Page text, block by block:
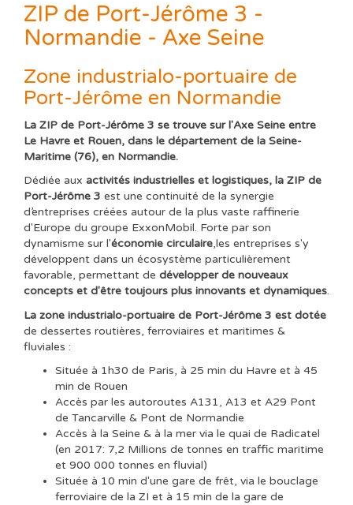
ZIP de Port-Jérôme 3 -
Normandie - Axe Seine
Zone industrialo-portuaire de
Port-Jérôme en Normandie
La ZIP de Port-Jérôme 3 se trouve sur l'Axe Seine entre
Le Havre et Rouen, dans le département de la Seine-
Maritime (76), en Normandie.
Dédiée aux activités industrielles et logistiques, la ZIP de
Port-Jérôme 3 est une continuité de la synergie
d’entreprises créées autour de la plus vaste raffinerie
d'Europe du groupe ExxonMobil. Forte par son
dynamisme sur l'économie circulaire,les entreprises s'y
développent dans un écosystème particulièrement
favorable, permettant de développer de nouveaux
concepts et d'être toujours plus innovants et dynamiques.
La zone industrialo-portuaire de Port-Jérôme 3 est dotée
de dessertes routières, ferroviaires et maritimes &
fluviales :
Située à 1h30 de Paris, à 25 min du Havre et à 45
min de Rouen
Accès par les autoroutes A131, A13 et A29 Pont
de Tancarville & Pont de Normandie
Accès à la Seine & à la mer via le quai de Radicatel
(en 2017: 7,2 Millions de tonnes en traffic maritime
et 900 000 tonnes en fluvial)
Située à 10 min d'une gare de frêt, via le bouclage
ferroviaire de la ZI et à 15 min de la gare de